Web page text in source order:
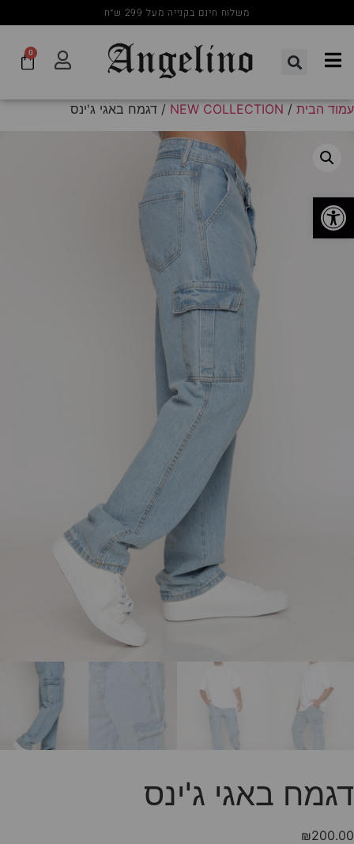
פתח סרגל נגישות
משלוח חינם בקנייה מעל 299 ש״ח
0
עמוד הבית /
NEW COLLECTION / דגמח באגי ג'ינס
דגמח באגי ג'ינס
₪200.00